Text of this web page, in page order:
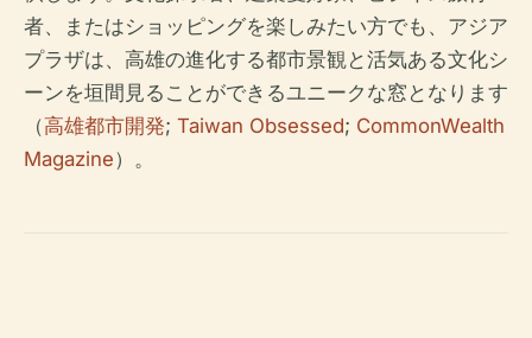
者、またはショッピングを楽しみたい方でも、アジア
プラザは、高雄の進化する都市景観と活気ある文化シ
ーンを垣間見ることができるユニークな窓となります
（高雄都市開発; Taiwan Obsessed; CommonWealth
Magazine）。